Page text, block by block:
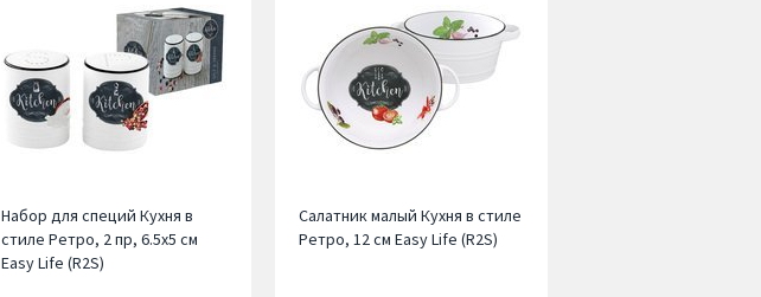
Набор для специй Кухня в
стиле Ретро, 2 пр, 6.5х5 см
Easy Life (R2S)
Салатник малый Кухня в стиле
Ретро, 12 см Easy Life (R2S)